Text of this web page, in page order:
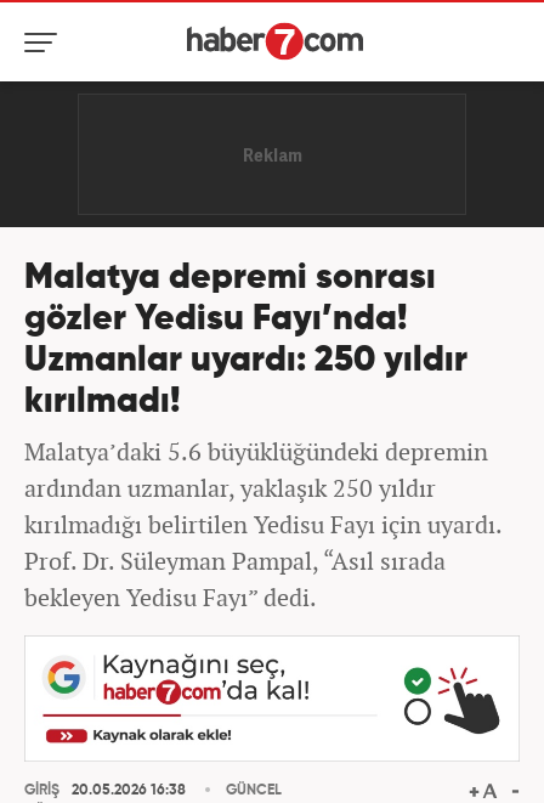
Malatya depremi sonrası
gözler Yedisu Fayı’nda!
Uzmanlar uyardı: 250 yıldır
kırılmadı!
Malatya’daki 5.6 büyüklüğündeki depremin
ardından uzmanlar, yaklaşık 250 yıldır
kırılmadığı belirtilen Yedisu Fayı için uyardı.
Prof. Dr. Süleyman Pampal, “Asıl sırada
bekleyen Yedisu Fayı” dedi.
GİRİŞ
20.05.2026 16:38
GÜNCEL